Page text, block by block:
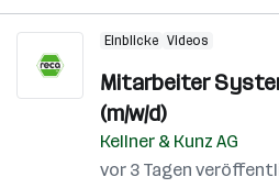
Einblicke Videos
Mitarbeiter
(m/w/d)
Kellner & Kunz AG
vor 3 Tagen